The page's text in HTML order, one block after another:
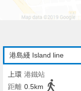
港島綫 Island line
上環 港鐵站
距離 0.5km